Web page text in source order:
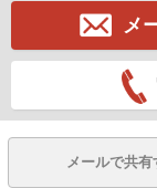
メ
メールで共有